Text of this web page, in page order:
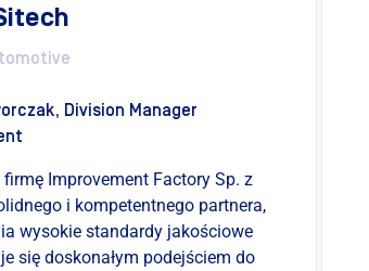
Division Manager
firmę Improvement Factory Sp. z
i kompetentnego partnera,
wysokie standardy jakościowe
się doskonałym podejściem do